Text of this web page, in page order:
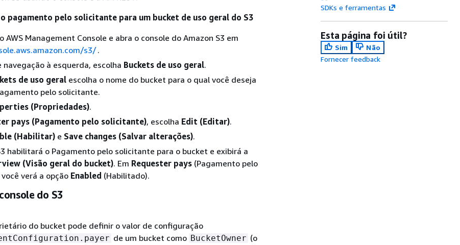
pagamento pelo solicitante para um bucket de uso geral do S3
AWS Management Console e abra o console do Amazon S3 em
s3/.
navegação à esquerda, escolha Buckets de uso geral.
de uso geral escolha o nome do bucket para o qual você deseja
pelo solicitante.
(Propriedades).
pays (Pagamento pelo solicitante), escolha Edit (Editar).
(Habilitar) e Save changes (Salvar alterações).
habilitará o Pagamento pelo solicitante para o bucket e exibirá a
(Visão geral do bucket). Em Requester pays (Pagamento pelo
verá a opção Enabled (Habilitado).
do S3
do bucket pode definir o valor de configuração
de um bucket como BucketOwner (o
SDKs e ferramentas
Esta página foi útil?
Sim
Não
Fornecer feedback